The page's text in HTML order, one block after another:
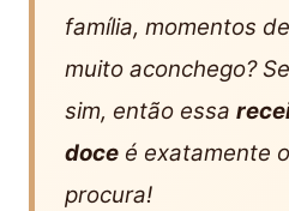
família, momentos
muito aconchego?
sim, então essa
doce é exatamente
procura!